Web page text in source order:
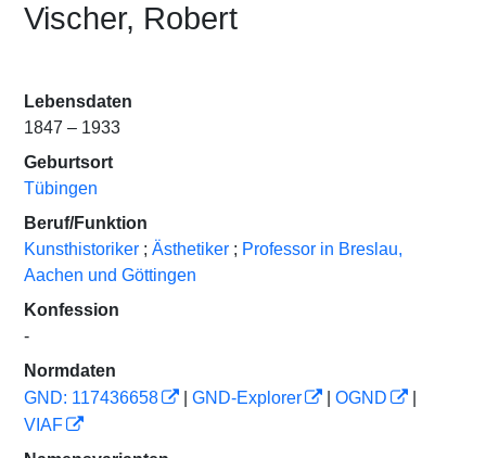
Vischer, Robert
Lebensdaten
1847 – 1933
Geburtsort
Tübingen
Beruf/Funktion
Kunsthistoriker ; Ästhetiker ; Professor in Breslau,
Aachen und Göttingen
Konfession
-
Normdaten
GND: 117436658
GND-Explorer OGND
VIAF